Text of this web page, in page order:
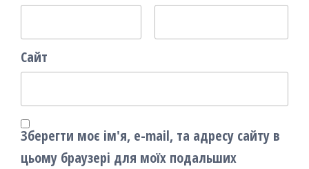
Сайт
Зберегти моє ім'я, e-mail, та адресу сайту в
цьому браузері для моїх подальших